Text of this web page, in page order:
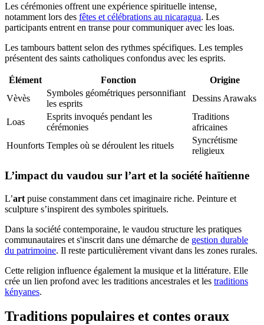
Les cérémonies offrent une expérience spirituelle intense,
notamment lors des fêtes et célébrations au nicaragua. Les
participants entrent en transe pour communiquer avec les loas.
Les tambours battent selon des rythmes spécifiques. Les temples
présentent des saints catholiques confondus avec les esprits.
Élément Fonction
Origine
Vèvès
Symboles géométriques personnifiant
les esprits
Dessins Arawaks
Loas
Esprits invoqués pendant les
cérémonies
Traditions
africaines
Hounforts Temples où se déroulent les rituels
Syncrétisme
religieux
L’impact du vaudou sur l’art et la société haïtienne
L’art puise constamment dans cet imaginaire riche. Peinture et
sculpture s’inspirent des symboles spirituels.
Dans la société contemporaine, le vaudou structure les pratiques
communautaires et s'inscrit dans une démarche de gestion durable
du patrimoine. Il reste particulièrement vivant dans les zones rurales.
Cette religion influence également la musique et la littérature. Elle
crée un lien profond avec les traditions ancestrales et les traditions
kényanes.
Traditions populaires et contes oraux